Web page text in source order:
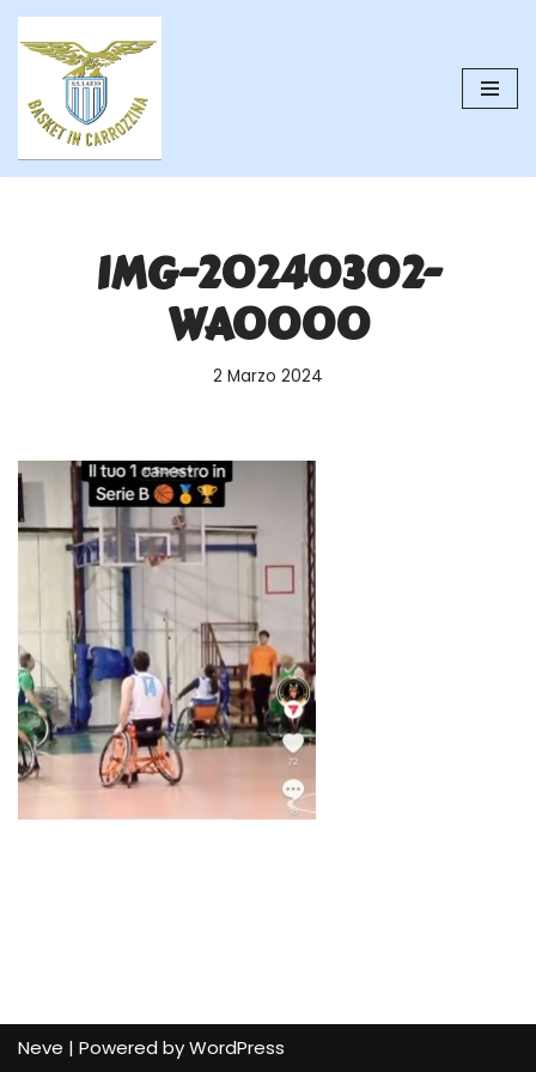
contenuto
IMG-20240302-
WA0000
2 Marzo 2024
Neve | Powered byWordPress